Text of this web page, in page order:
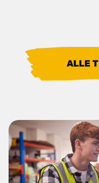
ALLE